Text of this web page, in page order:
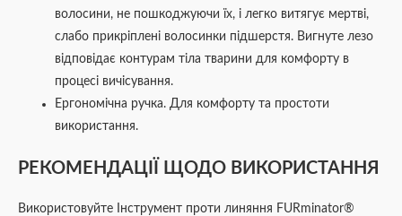
волосини, не пошкоджуючи їх, і легко витягує мертві,
слабо прикріплені волосинки підшерстя. Вигнуте лезо
відповідає контурам тіла тварини для комфорту в
процесі вичісування.
Ергономічна ручка. Для комфорту та простоти
використання.
РЕКОМЕНДАЦІЇ ЩОДО ВИКОРИСТАННЯ
Використовуйте Інструмент проти линяння FURminator®